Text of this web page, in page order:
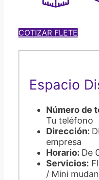
COTIZAR FLETE
Espacio
Número de
Tu teléfono
Dirección:
empresa
Horario: De
Servicios:
/ Mini